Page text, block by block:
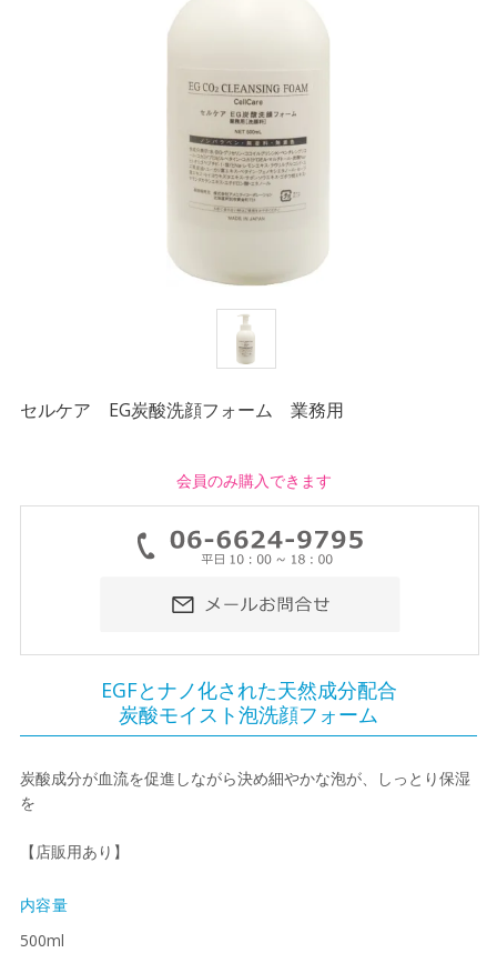
セルケア EG炭酸洗顔フォーム 業務用
会員のみ購入できます
EGFとナノ化された天然成分配合
炭酸モイスト泡洗顔フォーム
炭酸成分が血流を促進しながら決め細やかな泡が、しっとり保湿
を
【店販用あり】
内容量
500ml